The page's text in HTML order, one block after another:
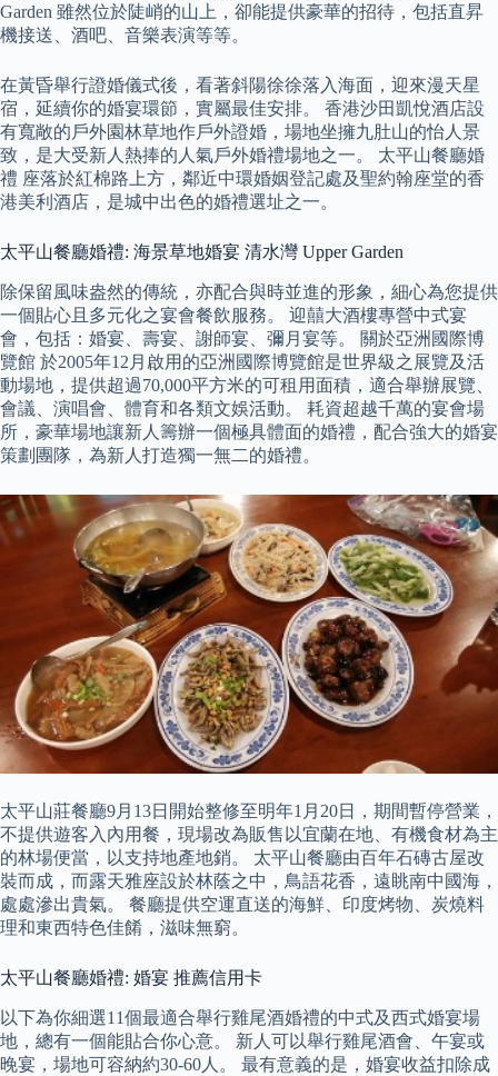
Garden 雖然位於陡峭的山上，卻能提供豪華的招待，包括直昇
機接送、酒吧、音樂表演等等。
在黃昏舉行證婚儀式後，看著斜陽徐徐落入海面，迎來漫天星
宿，延續你的婚宴環節，實屬最佳安排。 香港沙田凱悅酒店設
有寬敞的戶外園林草地作戶外證婚，場地坐擁九肚山的怡人景
致，是大受新人熱捧的人氣戶外婚禮場地之一。 太平山餐廳婚
禮 座落於紅棉路上方，鄰近中環婚姻登記處及聖約翰座堂的香
港美利酒店，是城中出色的婚禮選址之一。
太平山餐廳婚禮: 海景草地婚宴 清水灣 Upper Garden
除保留風味盎然的傳統，亦配合與時並進的形象，細心為您提供
一個貼心且多元化之宴會餐飲服務。 迎囍大酒樓專營中式宴
會，包括：婚宴、壽宴、謝師宴、彌月宴等。 關於亞洲國際博
覽館 於2005年12月啟用的亞洲國際博覽館是世界級之展覽及活
動場地，提供超過70,000平方米的可租用面積，適合舉辦展覽、
會議、演唱會、體育和各類文娛活動。 耗資超越千萬的宴會場
所，豪華場地讓新人籌辦一個極具體面的婚禮，配合強大的婚宴
策劃團隊，為新人打造獨一無二的婚禮。
太平山莊餐廳9月13日開始整修至明年1月20日，期間暫停營業，
不提供遊客入內用餐，現場改為販售以宜蘭在地、有機食材為主
的林場便當，以支持地產地銷。 太平山餐廳由百年石磚古屋改
裝而成，而露天雅座設於林蔭之中，鳥語花香，遠眺南中國海，
處處滲出貴氣。 餐廳提供空運直送的海鮮、印度烤物、炭燒料
理和東西特色佳餚，滋味無窮。
太平山餐廳婚禮: 婚宴 推薦信用卡
以下為你細選11個最適合舉行雞尾酒婚禮的中式及西式婚宴場
地，總有一個能貼合你心意。 新人可以舉行雞尾酒會、午宴或
晚宴，場地可容納約30-60人。 最有意義的是，婚宴收益扣除成